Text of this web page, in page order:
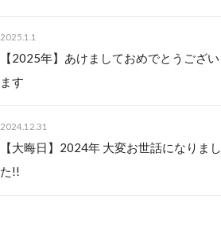
2025.1.1
【2025年】あけましておめでとうござい
ます
2024.12.31
【大晦日】2024年 大変お世話になりまし
た!!